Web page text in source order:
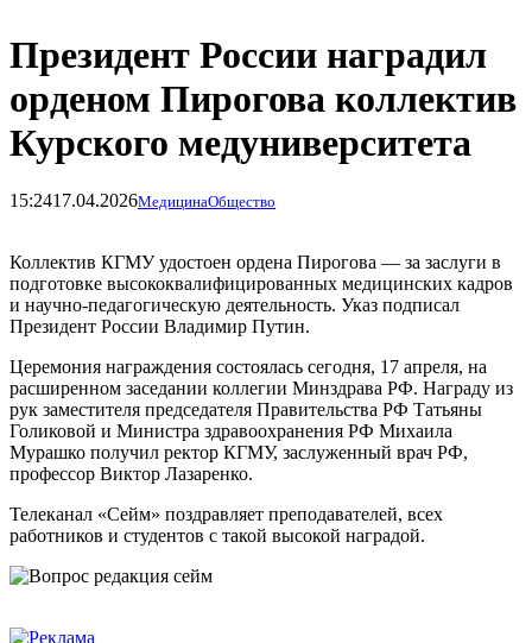
Президент России наградил
орденом Пирогова коллектив
Курского медуниверситета
15:2417.04.2026МедицинаОбщество
Коллектив КГМУ удостоен ордена Пирогова — за заслуги в
подготовке высококвалифицированных медицинских кадров
и научно-педагогическую деятельность. Указ подписал
Президент России Владимир Путин.
Церемония награждения состоялась сегодня, 17 апреля, на
расширенном заседании коллегии Минздрава РФ. Награду из
рук заместителя председателя Правительства РФ Татьяны
Голиковой и Министра здравоохранения РФ Михаила
Мурашко получил ректор КГМУ, заслуженный врач РФ,
профессор Виктор Лазаренко.
Телеканал «Сейм» поздравляет преподавателей, всех
работников и студентов с такой высокой наградой.